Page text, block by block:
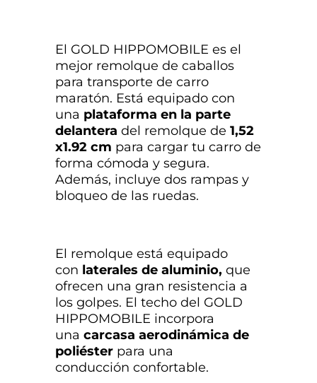
El GOLD HIPPOMOBILE es el
mejor remolque de caballos
para transporte de carro
maratón. Está equipado con
una plataforma en la parte
delantera del remolque de 1,52
x1.92 cm para cargar tu carro de
forma cómoda y segura.
Además, incluye dos rampas y
bloqueo de las ruedas.
El remolque está equipado
con laterales de aluminio, que
ofrecen una gran resistencia a
los golpes. El techo del GOLD
HIPPOMOBILE incorpora
una carcasa aerodinámica de
poliéster para una
conducción confortable.